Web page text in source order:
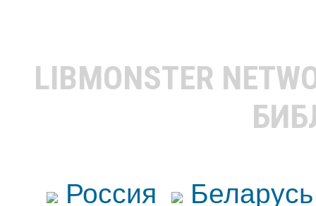
LIBMONSTER
Россия Беларусь